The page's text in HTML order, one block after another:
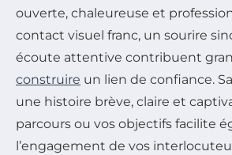
ouverte, chaleureuse et
contact visuel franc, un sourire
écoute attentive contribuent
construire un lien de confiance.
une histoire brève, claire et
parcours ou vos objectifs facilite
l’engagement de vos